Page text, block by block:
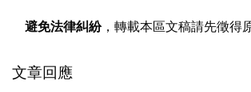
避免法律糾紛，轉載本區文稿請先徵得
文章回應